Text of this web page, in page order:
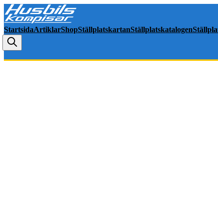
StartsidaArtiklarShopStällplatskartanStällplatskatalogen